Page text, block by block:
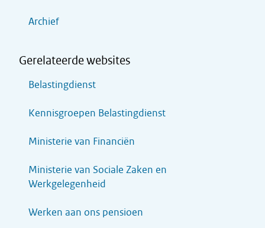
Archief
Gerelateerde websites
Belastingdienst
Kennisgroepen Belastingdienst
Ministerie van Financiën
Ministerie van Sociale Zaken en
Werkgelegenheid
Werken aan ons pensioen